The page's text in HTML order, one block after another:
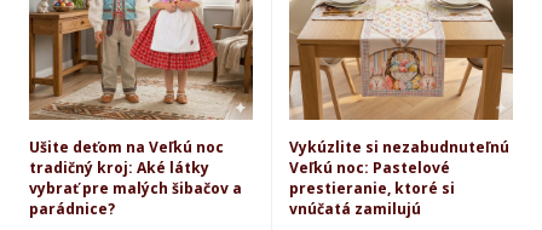
Ušite deťom na Veľkú noc
tradičný kroj: Aké látky
vybrať pre malých šibačov a
parádnice?
Vykúzlite si nezabudnuteľnú
Veľkú noc: Pastelové
prestieranie, ktoré si
vnúčatá zamilujú